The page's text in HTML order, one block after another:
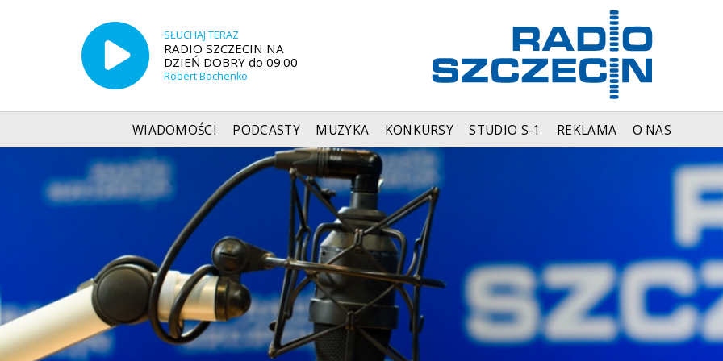
SŁUCHAJ TERAZ
RADIO SZCZECIN NA
DZIEŃ DOBRY do 09:00
Robert Bochenko
WIADOMOŚCI PODCASTY MUZYKA KONKURSY STUDIO S-1 REKLAMA O NAS